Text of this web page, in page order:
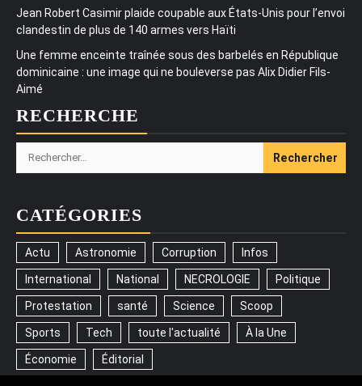
Jean Robert Casimir plaide coupable aux États-Unis pour l’envoi
clandestin de plus de 140 armes vers Haïti
Une femme enceinte traînée sous des barbelés en République
dominicaine : une image qui ne bouleverse pas Alix Didier Fils-
Aimé
RECHERCHE
Rechercher :
CATÉGORIES
Actu Astronomie Corruption Infos
International National NECROLOGIE Politique
Protestation santé Science Scoop
Sports Tech toute l'actualité À la Une
Économie Éditorial